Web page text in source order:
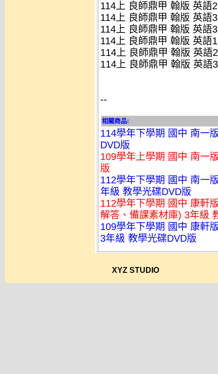
114上 良師鼎甲 翰版 英語
114上 良師鼎甲 翰版 英語
114上 良師鼎甲 翰版 英語
114上 良師鼎甲 翰版 英語
114上 良師鼎甲 翰版 英語
114上 良師鼎甲 翰版 英語
--
相關商品:
114學年下學期 國中 南一
DVD版
109學年上學期 國中 南一
版
112學年下學期 國中 南一
年級 教學光碟DVD版
112學年下學期 國中 康軒
解答、備課素材庫) 3年級
109學年下學期 國中 康軒
3年級 教學光碟DVD版
XYZ STUDIO